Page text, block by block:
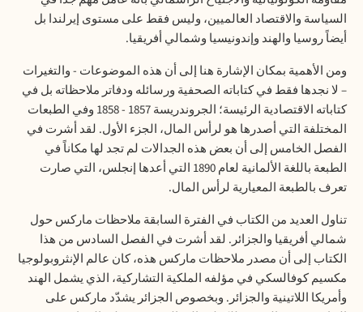
السياسة والاقتصاد العالميين، وليس فقط على مستوى إيرلندا بل
أيضاً روسيا والهند وإندونيسيا وشمالي أفريقيا.
ومن الأهمية بمكان الإشارة هنا إلى أن هذه الموضوعات - والتغيرات
– لا نجدها فقط في كتاباته الصحفية ورسائله ودفاتر ملاحظاته بل في
كتاباته الاقتصادية الرئيسة؛ الجروندريسة 1857 -
1858 وفي الطبعات
المختلفة التي أصدرها هو لرأس المال، الجزء الأول. لقد أشرت في
الفصل الخامس إلى أن بعض هذه الجدالات لم تجد لها مكاناً في
الطبعة باللغة الألمانية لعام 1890 التي أعدها إنجلس، التي صارت
تعرف بالطبعة المعيارية لرأس المال.
تناول العديد من الكتاب في الفترة السابقة ملاحظات ماركس حول
شمالي أفريقيا والجزائر. لقد أشرت في الفصل السادس من هذا
الكتاب إلى أن مصدر ملاحظات ماركس هذه، كان عالم الإنثروبولوجيا
مكسيم كوفالسكي في مؤلفه الملكية التشاركية، الذي يشمل الهند
وأمريكا اللاتينية والجزائر. وبخصوص الجزائر يشدّد ماركس على